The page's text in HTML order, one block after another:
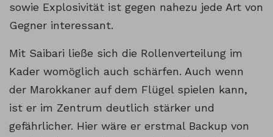
sowie Explosivität ist gegen nahezu jede Art von
Gegner interessant.
Mit Saibari ließe sich die Rollenverteilung im
Kader womöglich auch schärfen. Auch wenn
der Marokkaner auf dem Flügel spielen kann,
ist er im Zentrum deutlich stärker und
gefährlicher. Hier wäre er erstmal Backup von